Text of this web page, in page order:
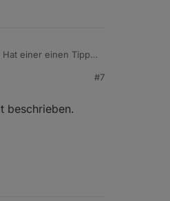
aktiviert bzw.
#7
beschrieben.